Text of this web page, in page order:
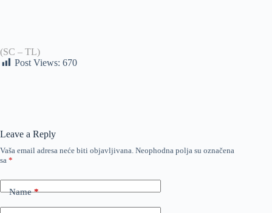
(SC – TL)
Post Views: 670
Leave a Reply
Vaša email adresa neće biti objavljivana. Neophodna polja su označena
sa *
Name*